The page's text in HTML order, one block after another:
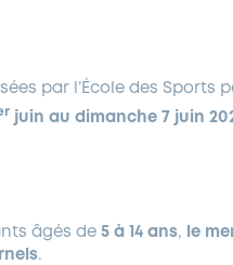
par l’École des Sports
juin au dimanche 7 juin
âgés de 5 à 14 ans, le
.